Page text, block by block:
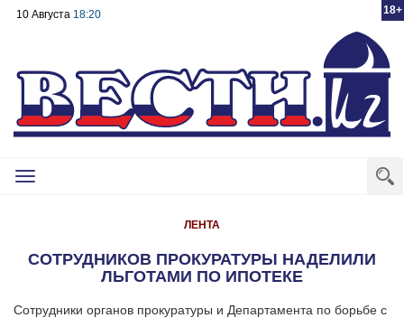
18+
10 Августа 18:20
Toggle
ЛЕНТА
СОТРУДНИКОВ ПРОКУРАТУРЫ НАДЕЛИЛИ
ЛЬГОТАМИ ПО ИПОТЕКЕ
Сотрудники органов прокуратуры и Департамента по борьбе с